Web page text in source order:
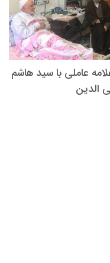
عاملي با سيد هاشم
الدين